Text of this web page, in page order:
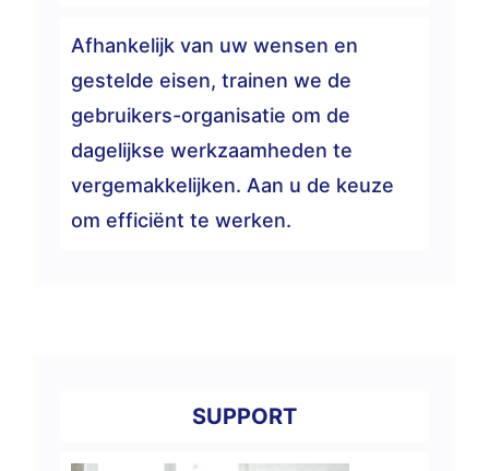
Afhankelijk van uw wensen en
gestelde eisen, trainen we de
gebruikers-organisatie om de
dagelijkse werkzaamheden te
vergemakkelijken. Aan u de keuze
om efficiënt te werken.
SUPPORT